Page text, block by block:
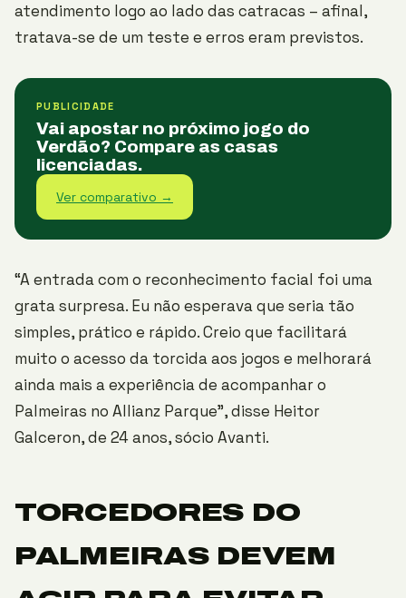
atendimento logo ao lado das catracas – afinal,
tratava-se de um teste e erros eram previstos.
PUBLICIDADE
Vai apostar no próximo jogo do
Verdão? Compare as casas
licenciadas.
Ver comparativo →
“A entrada com o reconhecimento facial foi uma
grata surpresa. Eu não esperava que seria tão
simples, prático e rápido. Creio que facilitará
muito o acesso da torcida aos jogos e melhorará
ainda mais a experiência de acompanhar o
Palmeiras no Allianz Parque”, disse Heitor
Galceron, de 24 anos, sócio Avanti.
TORCEDORES DO
PALMEIRAS DEVEM